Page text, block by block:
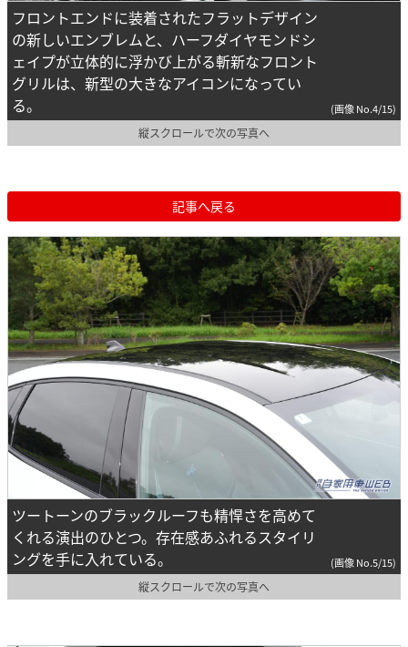
フロントエンドに装着されたフラットデザイン
の新しいエンブレムと、ハーフダイヤモンドシ
ェイプが立体的に浮かび上がる斬新なフロント
グリルは、新型の大きなアイコンになってい
る。
(画像 No.4/15)
縦スクロールで次の写真へ
記事へ戻る
ツートーンのブラックルーフも精悍さを高めて
くれる演出のひとつ。存在感あふれるスタイリ
ングを手に入れている。
(画像 No.5/15)
縦スクロールで次の写真へ